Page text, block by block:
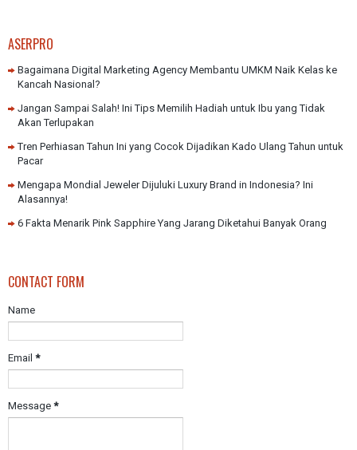
ASERPRO
Bagaimana Digital Marketing Agency Membantu UMKM Naik Kelas ke
Kancah Nasional?
Jangan Sampai Salah! Ini Tips Memilih Hadiah untuk Ibu yang Tidak
Akan Terlupakan
Tren Perhiasan Tahun Ini yang Cocok Dijadikan Kado Ulang Tahun untuk
Pacar
Mengapa Mondial Jeweler Dijuluki Luxury Brand in Indonesia? Ini
Alasannya!
6 Fakta Menarik Pink Sapphire Yang Jarang Diketahui Banyak Orang
CONTACT FORM
Name
Email *
Message *